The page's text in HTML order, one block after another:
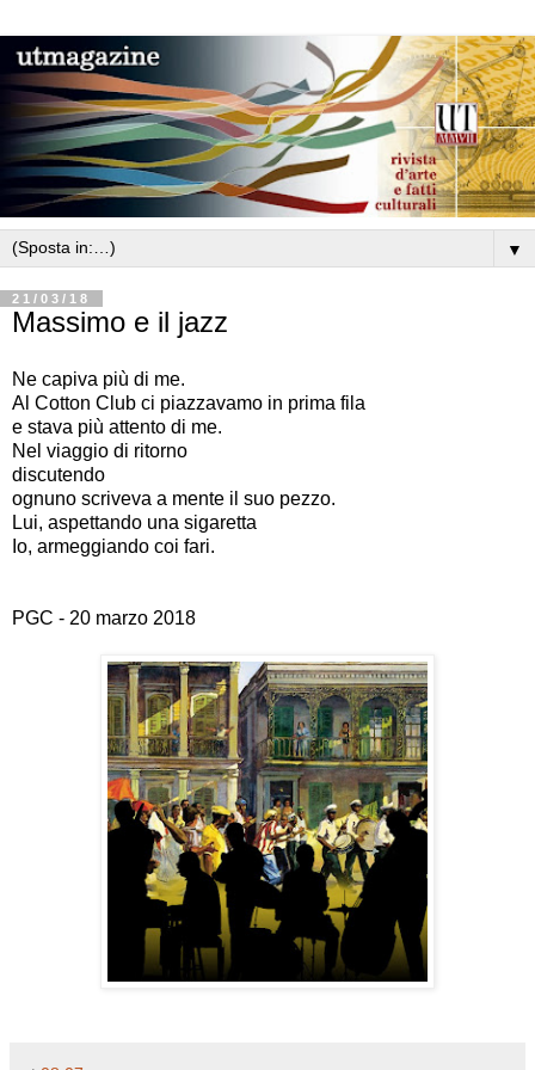
▼
21/03/18
Massimo e il jazz
Ne capiva più di me.
Al Cotton Club ci piazzavamo in prima fila
e stava più attento di me.
Nel viaggio di ritorno
discutendo
ognuno scriveva a mente il suo pezzo.
Lui, aspettando una sigaretta
Io, armeggiando coi fari.
PGC - 20 marzo 2018